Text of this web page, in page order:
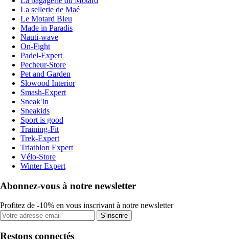
La sellerie de Maé
Le Motard Bleu
Made in Paradis
Nauti-wave
On-Fight
Padel-Expert
Pecheur-Store
Pet and Garden
Slowood Interior
Smash-Expert
Sneak'In
Sneakids
Sport is good
Training-Fit
Trek-Expert
Triathlon Expert
Vélo-Store
Winter Expert
Abonnez-vous à notre newsletter
Profitez de -10% en vous inscrivant à notre newsletter
S'inscrire
Restons connectés